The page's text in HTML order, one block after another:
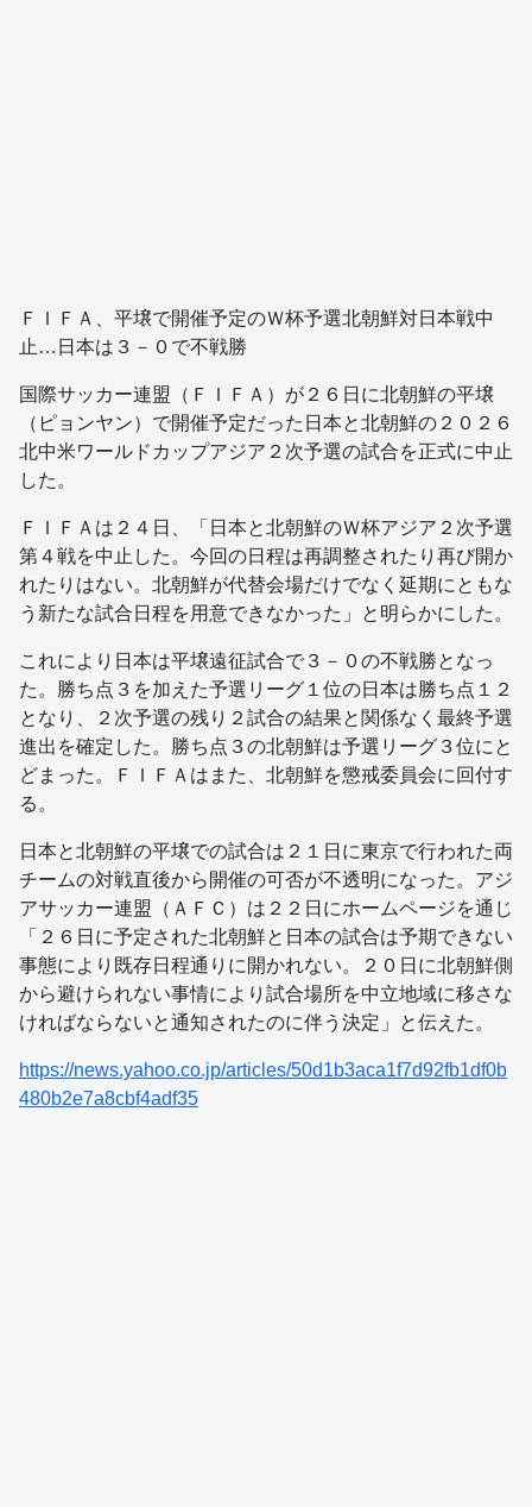
ＦＩＦＡ、平壌で開催予定のＷ杯予選北朝鮮対日本戦中
止…日本は３－０で不戦勝
国際サッカー連盟（ＦＩＦＡ）が２６日に北朝鮮の平壌
（ピョンヤン）で開催予定だった日本と北朝鮮の２０２６
北中米ワールドカップアジア２次予選の試合を正式に中止
した。
ＦＩＦＡは２４日、「日本と北朝鮮のＷ杯アジア２次予選
第４戦を中止した。今回の日程は再調整されたり再び開か
れたりはない。北朝鮮が代替会場だけでなく延期にともな
う新たな試合日程を用意できなかった」と明らかにした。
これにより日本は平壌遠征試合で３－０の不戦勝となっ
た。勝ち点３を加えた予選リーグ１位の日本は勝ち点１２
となり、２次予選の残り２試合の結果と関係なく最終予選
進出を確定した。勝ち点３の北朝鮮は予選リーグ３位にと
どまった。ＦＩＦＡはまた、北朝鮮を懲戒委員会に回付す
る。
日本と北朝鮮の平壌での試合は２１日に東京で行われた両
チームの対戦直後から開催の可否が不透明になった。アジ
アサッカー連盟（ＡＦＣ）は２２日にホームページを通じ
「２６日に予定された北朝鮮と日本の試合は予期できない
事態により既存日程通りに開かれない。２０日に北朝鮮側
から避けられない事情により試合場所を中立地域に移さな
ければならないと通知されたのに伴う決定」と伝えた。
https://news.yahoo.co.jp/articles/50d1b3aca1f7d92fb1df0b
480b2e7a8cbf4adf35